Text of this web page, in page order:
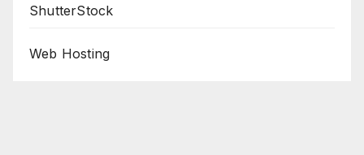
ShutterStock
Web Hosting